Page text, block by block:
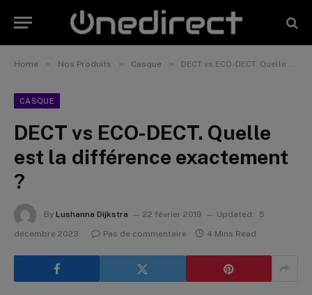
Home » Nos Produits » Casque » DECT vs ECO-DECT. Quelle est la différence exactement ?
CASQUE
DECT vs ECO-DECT. Quelle
est la différence exactement
?
By Lushanna Dijkstra 22 février 2019 Updated:
5
décembre 2023
Pas de commentaire 4 Mins Read